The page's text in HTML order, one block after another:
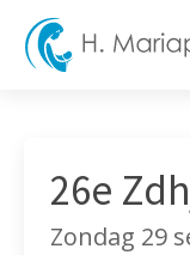
26e
Zondag 29